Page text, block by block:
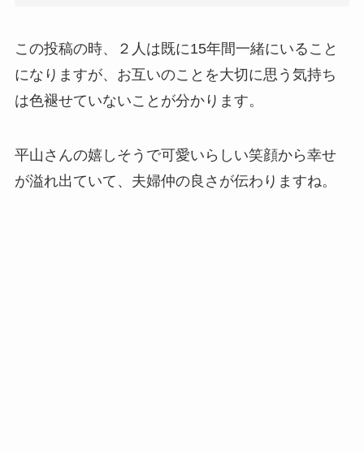
この投稿の時、２人は既に15年間一緒にいること
になりますが、お互いのことを大切に思う気持ち
は色褪せていないことが分かります。
平山さんの嬉しそうで可愛いらしい笑顔から幸せ
が溢れ出ていて、夫婦仲の良さが伝わりますね。